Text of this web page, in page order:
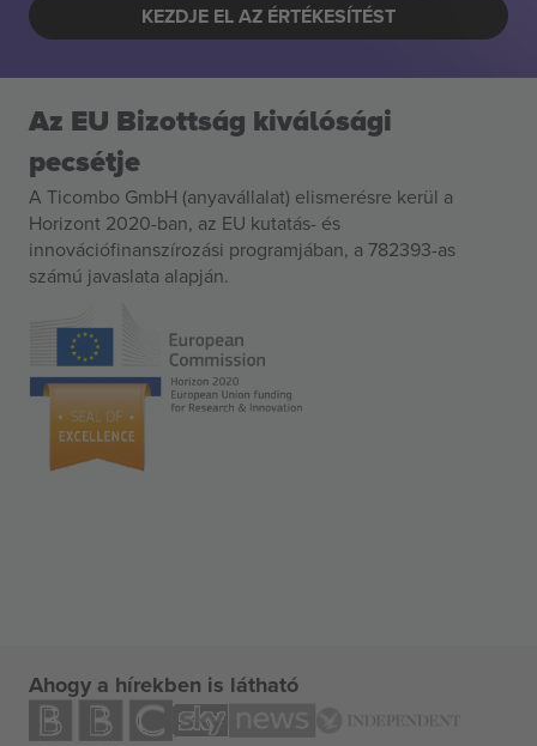
KEZDJE EL AZ ÉRTÉKESÍTÉST
Az EU Bizottság kiválósági
pecsétje
A Ticombo GmbH (anyavállalat) elismerésre kerül a
Horizont 2020-ban, az EU kutatás- és
innovációfinanszírozási programjában, a 782393-as
számú javaslata alapján.
Ahogy a hírekben is látható